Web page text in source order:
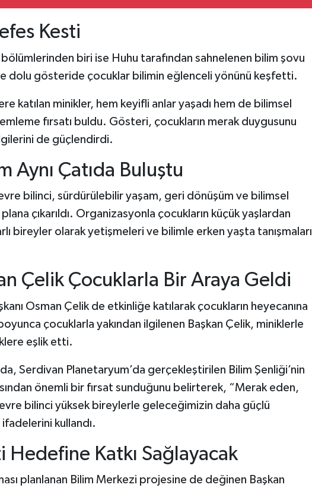
Kesti
biri ise Huhu tarafından sahnelenen bilim şovu
dolu gösteride çocuklar bilimin eğlenceli yönünü keşfetti.
katılan minikler, hem keyifli anlar yaşadı hem de bilimsel
fırsatı buldu. Gösteri, çocukların merak duygusunu
de güçlendirdi.
Aynı Çatıda Buluştu
bilinci, sürdürülebilir yaşam, geri dönüşüm ve bilimsel
plana çıkarıldı. Organizasyonla çocukların küçük yaşlardan
bireyler olarak yetişmeleri ve bilimle erken yaşta tanışmaları
Çelik Çocuklarla Bir Araya Geldi
Osman Çelik de etkinliğe katılarak çocukların heyecanına
çocuklarla yakından ilgilenen Başkan Çelik, miniklerle
eşlik etti.
Serdivan Planetaryum’da gerçekleştirilen Bilim Şenliği’nin
önemli bir fırsat sunduğunu belirterek, “Merak eden,
bilinci yüksek bireylerle geleceğimizin daha güçlü
ifadelerini kullandı.
Hedefine Katkı Sağlayacak
planlanan Bilim Merkezi projesine de değinen Başkan